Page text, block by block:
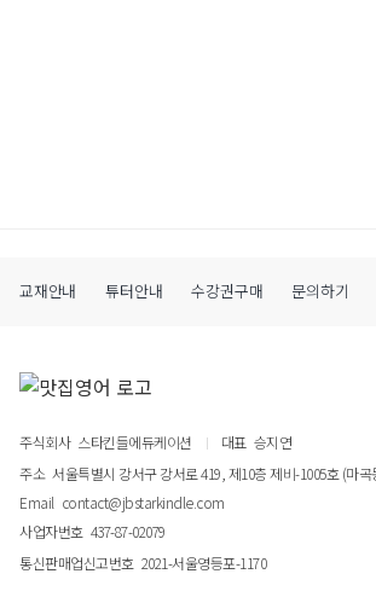
교재안내 튜터안내 수강권구매 문의하기
주식회사 스타킨들에듀케이션 대표 승지연
주소 서울특별시 강서구 강서로 419, 제10층 제비-1005호 (마
Email contact@jbstarkindle.com
사업자번호 437-87-02079
통신판매업신고번호 2021-서울영등포-1170